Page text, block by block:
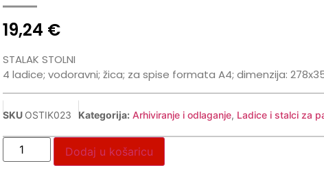
19,24 €
STALAK STOLNI
4 ladice; vodoravni; žica; za spise formata A4; dimenzija:
SKU OSTIK023 Kategorija: Arhiviranje i odlaganje, Ladice i stalci za
Dodaj u košaricu